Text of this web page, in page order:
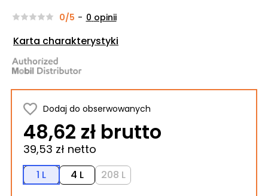
0/5 - 0 opinii
Karta charakterystyki
Dodaj do obserwowanych
48,62 zł brutto
39,53 zł netto
1 L 4 L 208 L